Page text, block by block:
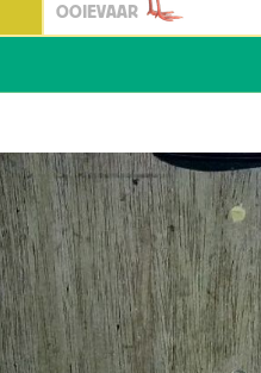
OOIEVAAR